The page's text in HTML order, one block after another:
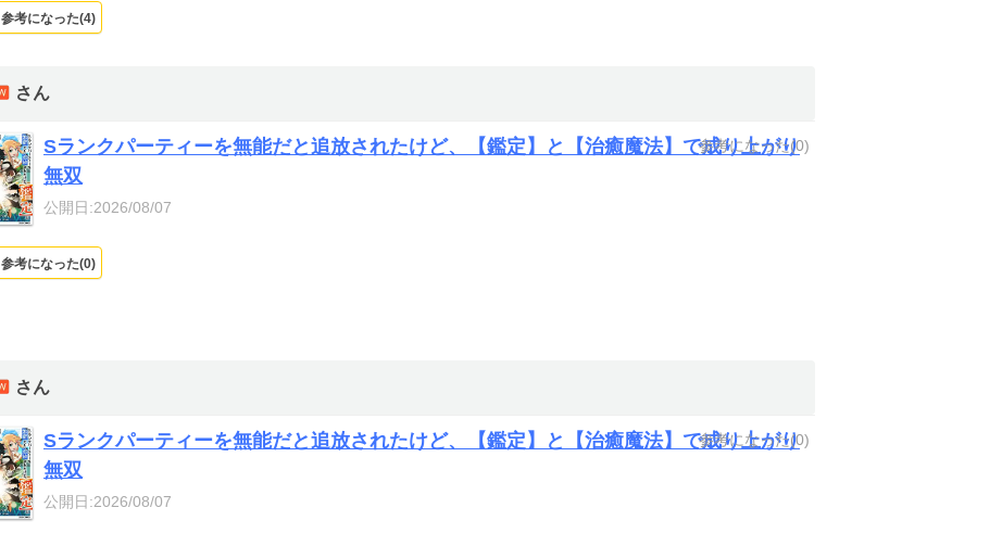
参考になった(4)
さん
Sランクパーティーを無能だと追放されたけど、【鑑定】と【治癒魔法】で成り上がり
無双
公開日:2026/08/07
参考になった(0)
参考になった(0)
さん
Sランクパーティーを無能だと追放されたけど、【鑑定】と【治癒魔法】で成り上がり
無双
公開日:2026/08/07
参考になった(0)